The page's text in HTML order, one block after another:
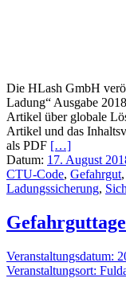
Die HLash GmbH
Ladung“ Ausgabe
Artikel über globale
Artikel und das
als PDF […]
Datum: 17. August
CTU-Code, Gefahrgut,
Ladungssicherung,
Veranstaltungsdatum:
Veranstaltungsort: